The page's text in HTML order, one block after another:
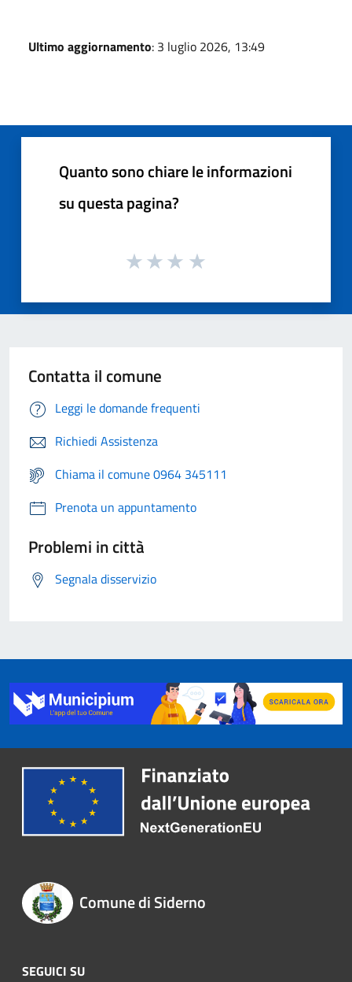
Ultimo aggiornamento: 3 luglio 2026, 13:49
Quanto sono chiare le informazioni
su questa pagina?
Contatta il comune
Leggi le domande frequenti
Richiedi Assistenza
Chiama il comune 0964 345111
Prenota un appuntamento
Problemi in città
Segnala disservizio
Comune di Siderno
SEGUICI SU